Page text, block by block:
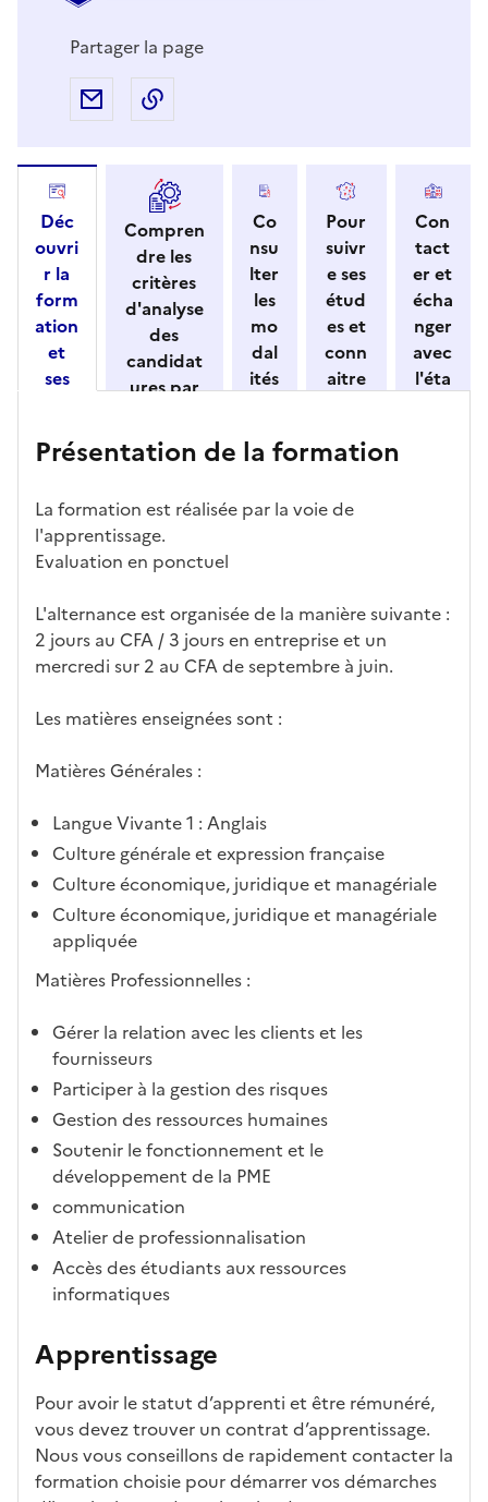
Partager la page
Partager par e-mail
Déc
ouvri
r la
form
ation
et
ses
stiqu
Compren
dre les
critères
d'analyse
des
candidat
ures par
ment
Co
nsu
lter
les
mo
dal
ités
ndi
ure
Pour
suivr
e ses
étud
es et
conn
aitre
uché
Con
tact
er et
écha
nger
avec
l'éta
Présentation de la formation
La formation est réalisée par la voie de
l'apprentissage.
Evaluation en ponctuel
L'alternance est organisée de la manière suivante :
2 jours au CFA / 3 jours en entreprise et un
mercredi sur 2 au CFA de septembre à juin.
Les matières enseignées sont :
Matières Générales :
Langue Vivante 1 : Anglais
Culture générale et expression française
Culture économique, juridique et managériale
Culture économique, juridique et managériale
appliquée
Matières Professionnelles :
Gérer la relation avec les clients et les
fournisseurs
Participer à la gestion des risques
Gestion des ressources humaines
Soutenir le fonctionnement et le
développement de la PME
communication
Atelier de professionnalisation
Accès des étudiants aux ressources
informatiques
Apprentissage
Pour avoir le statut d’apprenti et être rémunéré,
vous devez trouver un contrat d’apprentissage.
Nous vous conseillons de rapidement contacter la
formation choisie pour démarrer vos démarches